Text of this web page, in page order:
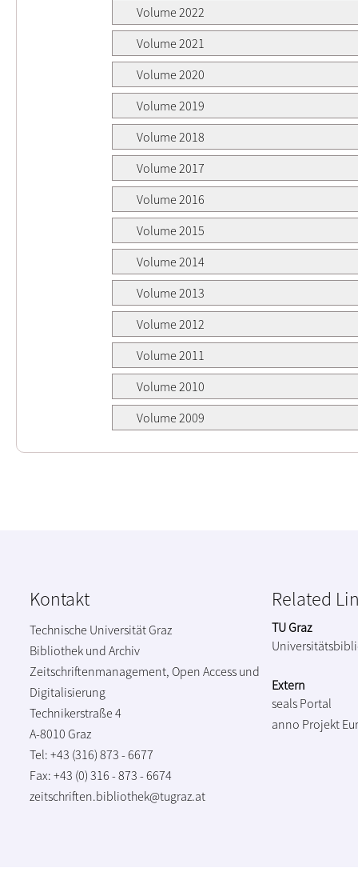
Volume 2022
Volume 2021
Volume 2020
Volume 2019
Volume 2018
Volume 2017
Volume 2016
Volume 2015
Volume 2014
Volume 2013
Volume 2012
Volume 2011
Volume 2010
Volume 2009
Kontakt
Technische Universität Graz
Bibliothek und Archiv
Zeitschriftenmanagement, Open Access und
Digitalisierung
Technikerstraße 4
A-8010 Graz
Tel: +43 (316) 873 - 6677
Fax: +43 (0) 316 - 873 - 6674
zeitschriften.bibliothek@tugraz.at
Related
TU Graz
Extern
seals Portal
anno Projekt